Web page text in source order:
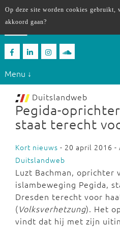
Menu ↓
Duitslandweb
Pegida-
staat terecht
Kort nieuws - 20 april 2016 -
Duitslandweb
Luzt Bachman, oprichter
islambeweging Pegida,
Dresden terecht voor
(Volksverhetzung). Het
vindt dat hij met zijn
Op deze site worden cookies gebruikt,
akkoord gaan?